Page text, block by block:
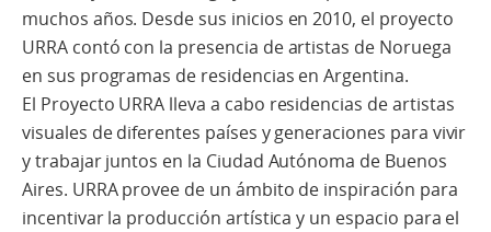
muchos años. Desde sus inicios en 2010, el proyecto
URRA contó con la presencia de artistas de Noruega
en sus programas de residencias en Argentina.
El Proyecto URRA lleva a cabo residencias de artistas
visuales de diferentes países y generaciones para vivir
y trabajar juntos en la Ciudad Autónoma de Buenos
Aires. URRA provee de un ámbito de inspiración para
incentivar la producción artística y un espacio para el